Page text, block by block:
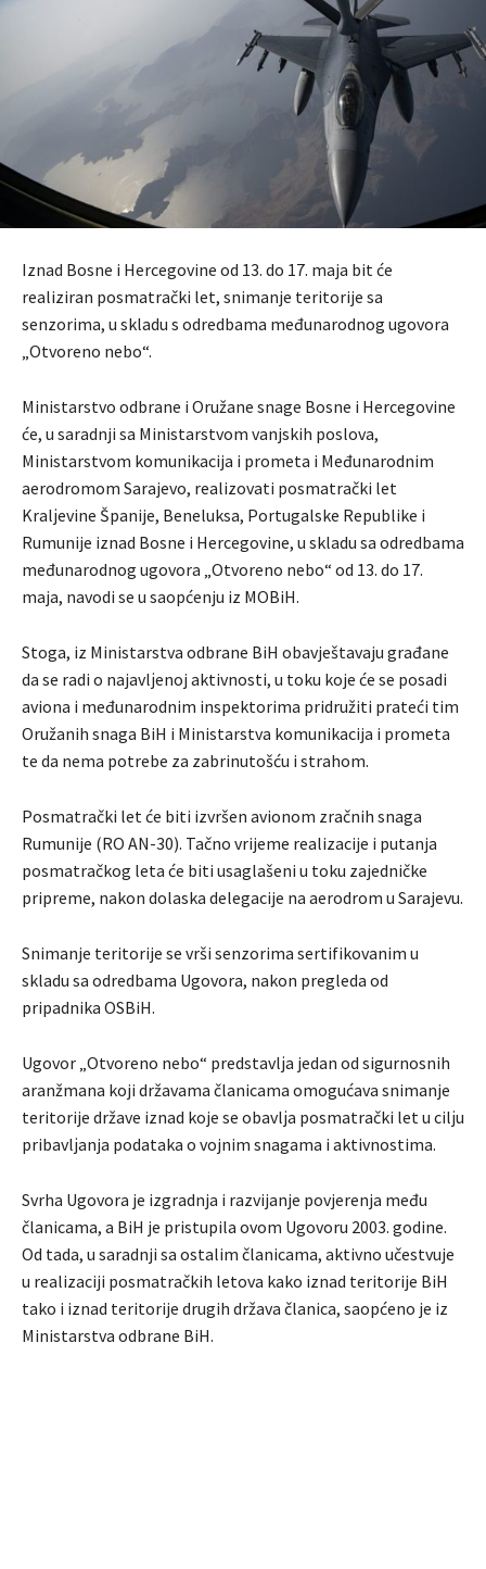
Iznad Bosne i Hercegovine od 13. do 17. maja bit će
realiziran posmatrački let, snimanje teritorije sa
senzorima, u skladu s odredbama međunarodnog ugovora
„Otvoreno nebo“.
Ministarstvo odbrane i Oružane snage Bosne i Hercegovine
će, u saradnji sa Ministarstvom vanjskih poslova,
Ministarstvom komunikacija i prometa i Međunarodnim
aerodromom Sarajevo, realizovati posmatrački let
Kralјevine Španije, Beneluksa, Portugalske Republike i
Rumunije iznad Bosne i Hercegovine, u skladu sa odredbama
međunarodnog ugovora „Otvoreno nebo“ od 13. do 17.
maja, navodi se u saopćenju iz MOBiH.
Stoga, iz Ministarstva odbrane BiH obavještavaju građane
da se radi o najavlјenoj aktivnosti, u toku koje će se posadi
aviona i međunarodnim inspektorima pridružiti prateći tim
Oružanih snaga BiH i Ministarstva komunikacija i prometa
te da nema potrebe za zabrinutošću i strahom.
Posmatrački let će biti izvršen avionom zračnih snaga
Rumunije (RO AN-30). Tačno vrijeme realizacije i putanja
posmatračkog leta će biti usaglašeni u toku zajedničke
pripreme, nakon dolaska delegacije na aerodrom u Sarajevu.
Snimanje teritorije se vrši senzorima sertifikovanim u
skladu sa odredbama Ugovora, nakon pregleda od
pripadnika OSBiH.
Ugovor „Otvoreno nebo“ predstavlјa jedan od sigurnosnih
aranžmana koji državama članicama omogućava snimanje
teritorije države iznad koje se obavlјa posmatrački let u cilјu
pribavlјanja podataka o vojnim snagama i aktivnostima.
Svrha Ugovora je izgradnja i razvijanje povjerenja među
članicama, a BiH je pristupila ovom Ugovoru 2003. godine.
Od tada, u saradnji sa ostalim članicama, aktivno učestvuje
u realizaciji posmatračkih letova kako iznad teritorije BiH
tako i iznad teritorije drugih država članica, saopćeno je iz
Ministarstva odbrane BiH.